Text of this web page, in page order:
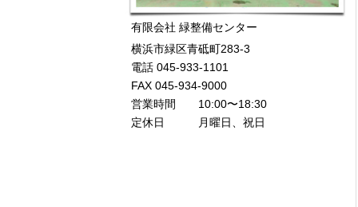
有限会社 緑整備センター
横浜市緑区青砥町283-3
電話 045-933-1101
FAX 045-934-9000
営業時間 10:00〜18:30
定休日 月曜日、祝日